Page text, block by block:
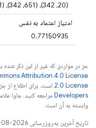
(20، 342)، (651، 342)، (651، 798)، (20، 798)
امتیاز اعتماد به نفس
0.77150935
جز در مواردی که غیر از این ذکر
Attribution 4.0 License
2.0 License است. برای اطلاع از
Developers‏
وابسته به آن است.
تاریخ آخرین به‌روزرسانی 2026-08-04 به‌وقت ساعت هماهنگ جهانی.